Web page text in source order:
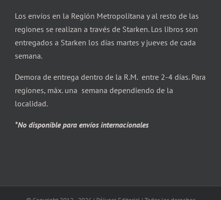
Los envíos en la Región Metropolitana y al resto de las
regiones se realizan a través de Starken. Los libros son
entregados a Starken los días martes y jueves de cada
semana.
Demora de entrega dentro de la R.M. entre 2-4 días. Para
regiones, máx. una semana dependiendo de la
localidad.
*No disponible para envíos internacionales